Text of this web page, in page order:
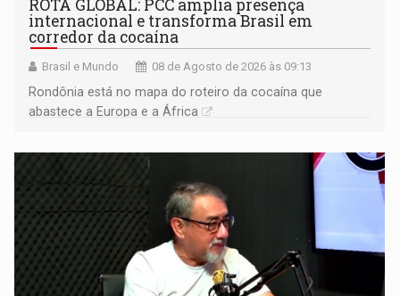
ROTA GLOBAL: PCC amplia presença
internacional e transforma Brasil em
corredor da cocaína
Brasil e Mundo 08 de Agosto de 2026 às 09:13
Rondônia está no mapa do roteiro da cocaína que
abastece a Europa e a África